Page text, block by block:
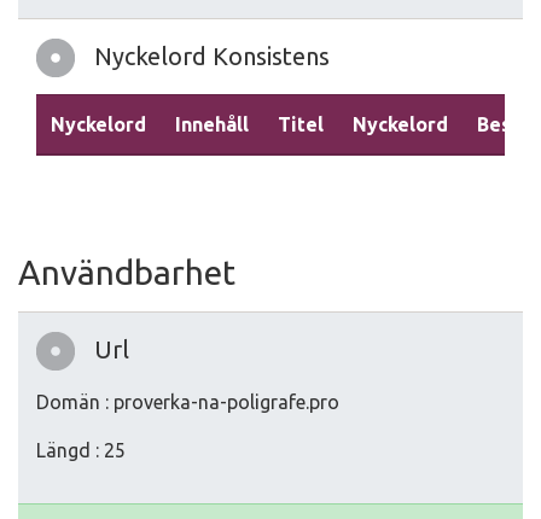
Nyckelord Konsistens
Nyckelord Innehåll Titel Nyckelord
Användbarhet
Url
Domän : proverka-na-poligrafe.pro
Längd : 25